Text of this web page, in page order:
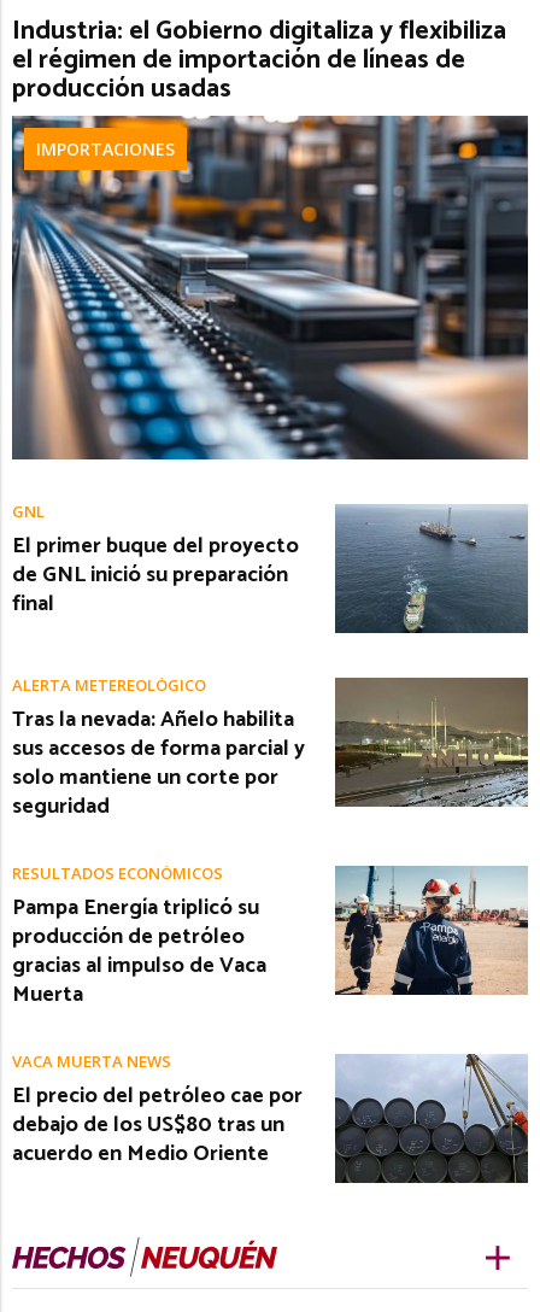
Industria: el Gobierno digitaliza y flexibiliza
el régimen de importación de líneas de
producción usadas
IMPORTACIONES
GNL
El primer buque del proyecto
de GNL inició su preparación
final
ALERTA METEREOLÓGICO
Tras la nevada: Añelo habilita
sus accesos de forma parcial y
solo mantiene un corte por
seguridad
RESULTADOS ECONÓMICOS
Pampa Energía triplicó su
producción de petróleo
gracias al impulso de Vaca
Muerta
VACA MUERTA NEWS
El precio del petróleo cae por
debajo de los US$80 tras un
acuerdo en Medio Oriente